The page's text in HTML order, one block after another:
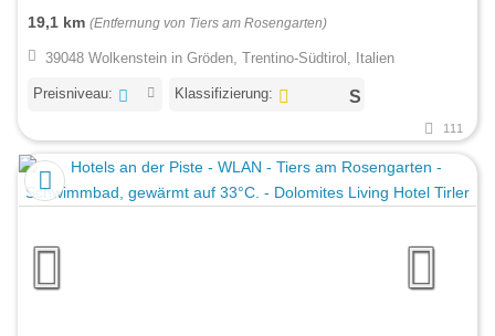
19,1 km (Entfernung von Tiers am Rosengarten)
39048 Wolkenstein in Gröden, Trentino-Südtirol, Italien
Preisniveau: Klassifizierung:
111